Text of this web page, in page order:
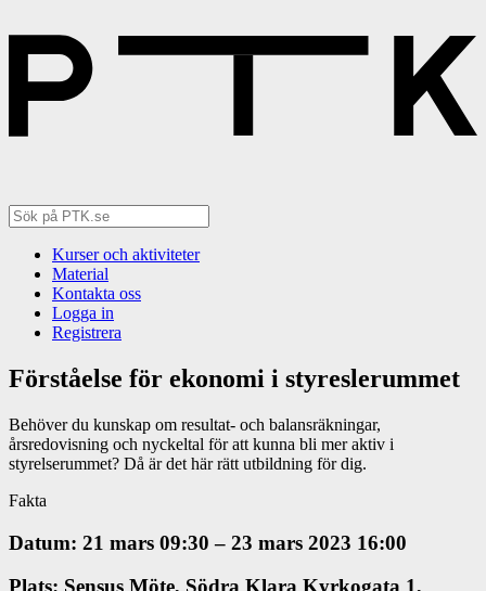
Kurser och aktiviteter
Material
Kontakta oss
Logga in
Registrera
Förståelse för ekonomi i styreslerummet
Behöver du kunskap om resultat- och balansräkningar,
årsredovisning och nyckeltal för att kunna bli mer aktiv i
styrelserummet? Då är det här rätt utbildning för dig.
Fakta
Datum: 21 mars 09:30 – 23 mars 2023 16:00